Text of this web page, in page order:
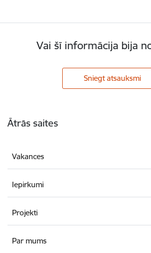
Vai šī informācija bija
Sniegt atsauksmi
Ātrās saites
Vakances
Iepirkumi
Projekti
Par mums